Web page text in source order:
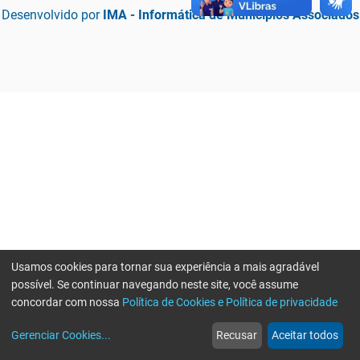
Desenvolvido por IMA - Informática de Municípios Associados
web
Notícias
more_horiz
Mais
Usamos cookies para tornar sua experiência a mais agradável
possível. Se continuar navegando neste site, você assume
concordar com nossa Política de Cookies e Política de privacidade
Gerenciar Cookies... Recusar Aceitar todos
Erro ao enviar informações, por favor tente novamente